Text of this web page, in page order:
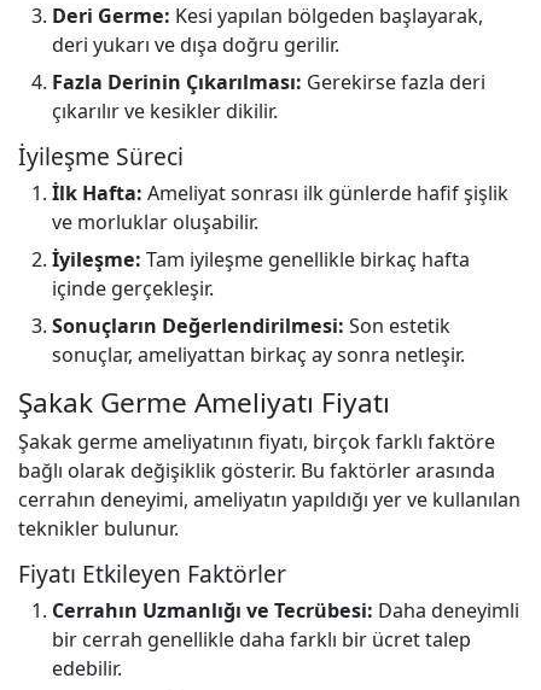
Deri Germe: Kesi yapılan bölgeden başlayarak,
deri yukarı ve dışa doğru gerilir.
Fazla Derinin Çıkarılması: Gerekirse fazla deri
çıkarılır ve kesikler dikilir.
İyileşme Süreci
İlk Hafta: Ameliyat sonrası ilk günlerde hafif şişlik
ve morluklar oluşabilir.
İyileşme: Tam iyileşme genellikle birkaç hafta
içinde gerçekleşir.
Sonuçların Değerlendirilmesi: Son estetik
sonuçlar, ameliyattan birkaç ay sonra netleşir.
Şakak Germe Ameliyatı Fiyatı
Şakak germe ameliyatının fiyatı, birçok farklı faktöre
bağlı olarak değişiklik gösterir. Bu faktörler arasında
cerrahın deneyimi, ameliyatın yapıldığı yer ve kullanılan
teknikler bulunur.
Fiyatı Etkileyen Faktörler
Cerrahın Uzmanlığı ve Tecrübesi: Daha deneyimli
bir cerrah genellikle daha farklı bir ücret talep
edebilir.